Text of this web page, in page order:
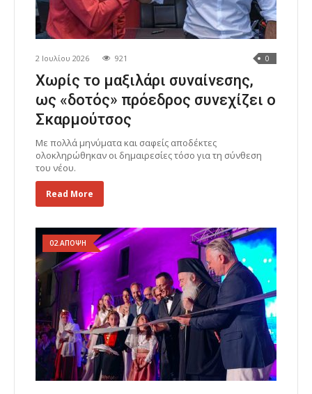
2 Ιουλίου 2026 921 0
Χωρίς το μαξιλάρι συναίνεσης,
ως «δοτός» πρόεδρος συνεχίζει ο
Σκαρμούτσος
Με πολλά μηνύματα και σαφείς αποδέκτες
ολοκληρώθηκαν οι δημαιρεσίες τόσο για τη σύνθεση
του νέου.
Read More
02.ΑΠΟΨΗ